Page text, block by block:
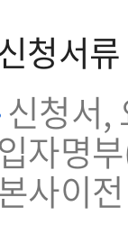
청서류
신청서,
입자명
사이